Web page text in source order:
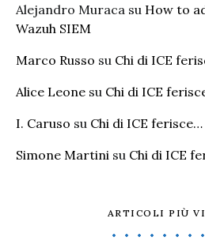
Alejandro Muraca su How to
Wazuh SIEM
Marco Russo su Chi di ICE
Alice Leone su Chi di ICE
I. Caruso su Chi di ICE ferisce…
Simone Martini su Chi di ICE
ARTICOLI PIÙ